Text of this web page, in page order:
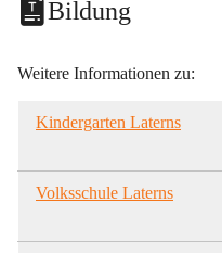
Bildung
Weitere Informationen zu:
Kindergarten Laterns
Volksschule Laterns